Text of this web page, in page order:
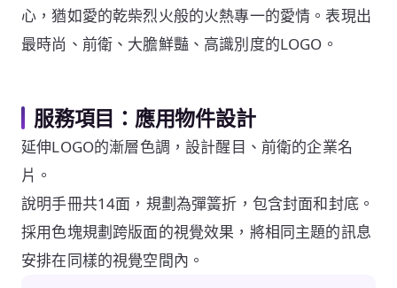
心，猶如愛的乾柴烈火般的火熱專一的愛情。表現出
最時尚、前衛、大膽鮮豔、高識別度的LOGO。
服務項目：應用物件設計
延伸LOGO的漸層色調，設計醒目、前衛的企業名
片。
說明手冊共14面，規劃為彈簧折，包含封面和封底。
採用色塊規劃跨版面的視覺效果，將相同主題的訊息
安排在同樣的視覺空間內。